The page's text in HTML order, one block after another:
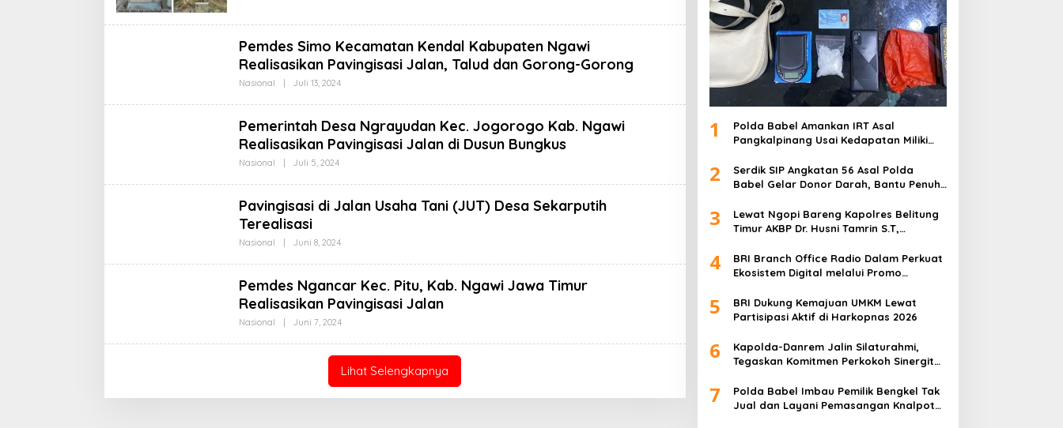
Pemdes Simo Kecamatan Kendal Kabupaten Ngawi
Realisasikan Pavingisasi Jalan, Talud dan Gorong-Gorong
Nasional Juli 13, 2024Oleh
KPK
Pemerintah Desa Ngrayudan Kec. Jogorogo Kab. Ngawi
Realisasikan Pavingisasi Jalan di Dusun Bungkus
Nasional Juli 5, 2024Oleh
KPK
Pavingisasi di Jalan Usaha Tani (JUT) Desa Sekarputih
Terealisasi
Nasional Juni 8, 2024Oleh
KPK
Pemdes Ngancar Kec. Pitu, Kab. Ngawi Jawa Timur
Realisasikan Pavingisasi Jalan
Nasional Juni 7, 2024Oleh
KPK
Lihat Selengkapnya
1
Polda Babel Amankan IRT Asal
Pangkalpinang Usai Kedapatan Miliki
2
Serdik SIP Angkatan 56 Asal Polda
Babel Gelar Donor Darah, Bantu Penuhi
3
Lewat Ngopi Bareng Kapolres Belitung
Timur AKBP Dr. Husni Tamrin S.T,
Awak Media
4
BRI Branch Office Radio Dalam Perkuat
Ekosistem Digital melalui Promo
5
BRI Dukung Kemajuan UMKM Lewat
Partisipasi Aktif di Harkopnas 2026
6
Kapolda-Danrem Jalin Silaturahmi,
Tegaskan Komitmen Perkokoh Sinergitas
7
Polda Babel Imbau Pemilik Bengkel Tak
Jual dan Layani Pemasangan Knalpot